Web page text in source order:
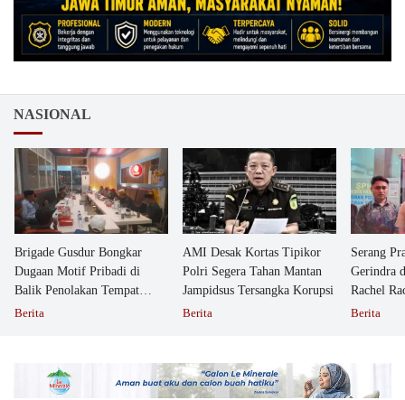
NASIONAL
Brigade Gusdur Bongkar
Dugaan Motif Pribadi di
Balik Penolakan Tempat
Ibadah GKJW Bangil
Berita
AMI Desak Kortas Tipikor
Polri Segera Tahan Mantan
Jampidsus Tersangka Korupsi
Berita
Serang
Gerindra
Rachel
Berita